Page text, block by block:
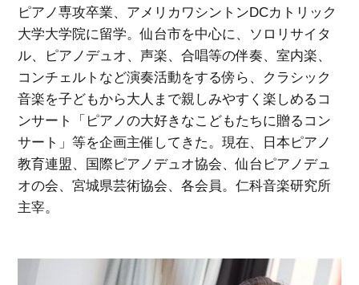
ピアノ専攻卒業、アメリカワシントンDCカトリック
大学大学院に留学。仙台市を中心に、ソロリサイタ
ル、ピアノデュオ、声楽、合唱等の伴奏、室内楽、
コンチェルトなど演奏活動をする傍ら、クラシック
音楽を子どもから大人まで親しみやすく楽しめるコ
ンサート「ピアノの大好きなこどもたちに贈るコン
サート」等を企画主催してきた。現在、日本ピアノ
教育連盟、国際ピアノデュオ協会、仙台ピアノデュ
オの会、宮城県芸術協会、各会員。仁科音楽研究所
主宰。